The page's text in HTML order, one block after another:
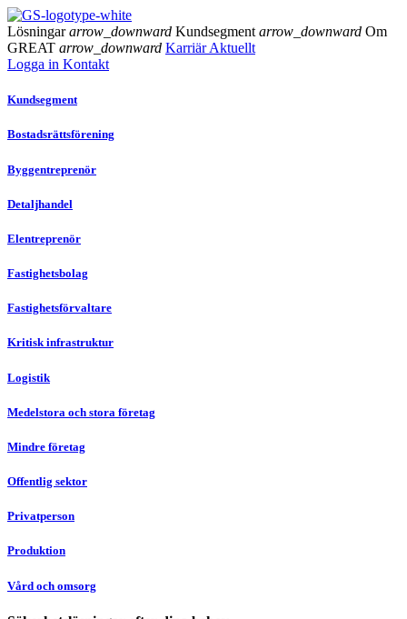
Lösningararrow_downward Kundsegment arrow_downward Om
GREAT arrow_downward KarriärAktuellt
Logga in Kontakt
Kundsegment
Bostadsrättsförening
Byggentreprenör
Detaljhandel
Elentreprenör
Fastighetsbolag
Fastighetsförvaltare
Kritisk infrastruktur
Logistik
Medelstora och stora företag
Mindre företag
Offentlig sektor
Privatperson
Produktion
Vård och omsorg